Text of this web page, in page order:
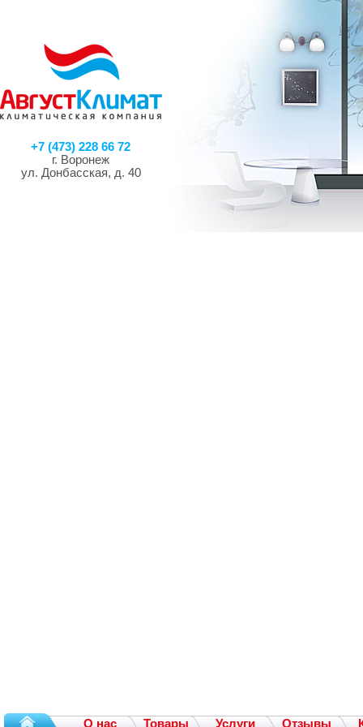
+7 (473) 228 66 72
г. Воронеж
ул. Донбасская, д. 40
О нас Товары Услуги Отзывы